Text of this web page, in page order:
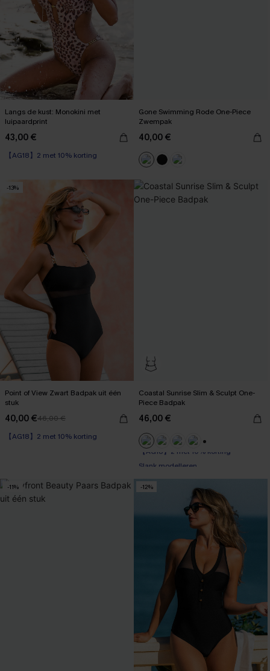
Langs de kust: Monokini met
luipaardprint
43,00 €
【AG18】2 met 10% korting
Gone Swimming Rode One-Piece
Zwempak
40,00 €
-13%
Point of View Zwart Badpak uit één
stuk
40,00 €46,00 €
【AG18】2 met 10% korting
Coastal Sunrise Slim & Sculpt One-
Piece Badpak
46,00 €
+1
【AG18】2 met 10% korting
-11% -12%